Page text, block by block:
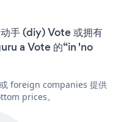
手 (diy) Vote 或拥有
a Vote 的“in 'no
foreign companies 提供
prices。